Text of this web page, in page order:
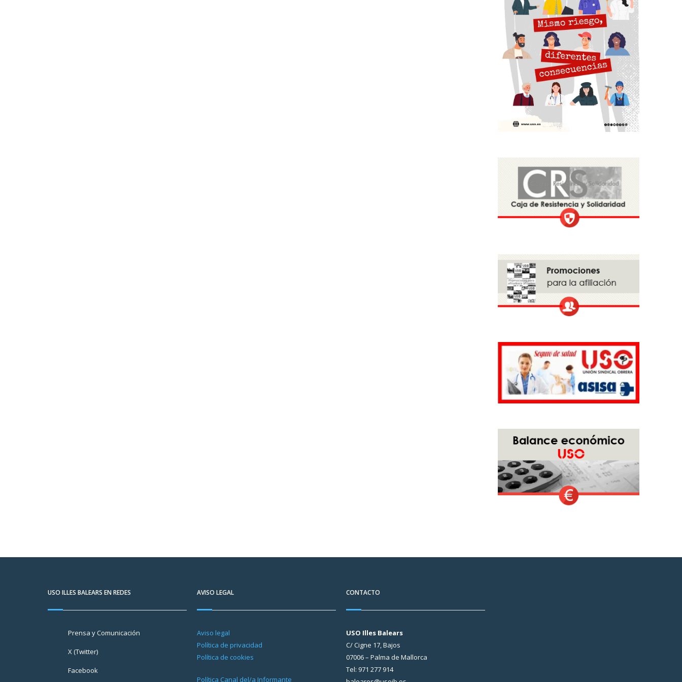
USO ILLES BALEARS EN REDES
Prensa y Comunicación
X (Twitter)
Facebook
AVISO LEGAL
Aviso legal
Política de privacidad
Política de cookies
Política Canal del/a Informante
CONTACTO
USO Illes Balears
C/ Cigne 17, Bajos
07006 – Palma de Mallorca
Tel: 971 277 914